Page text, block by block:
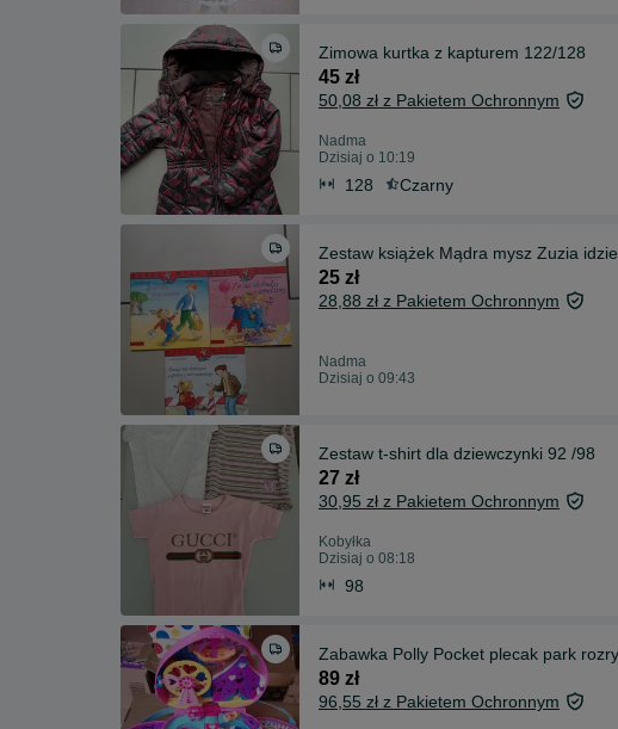
Zimowa kurtka z kapturem 122/128
45 zł
50,08 zł z Pakietem Ochronnym
Nadma
Dzisiaj o 10:19
128 Czarny
Zestaw książek Mądra mysz Zuzia
25 zł
28,88 zł z Pakietem Ochronnym
Nadma
Dzisiaj o 09:43
Zestaw t-shirt dla dziewczynki 92 /98
27 zł
30,95 zł z Pakietem Ochronnym
Kobyłka
Dzisiaj o 08:18
98
Zabawka Polly Pocket plecak park
89 zł
96,55 zł z Pakietem Ochronnym